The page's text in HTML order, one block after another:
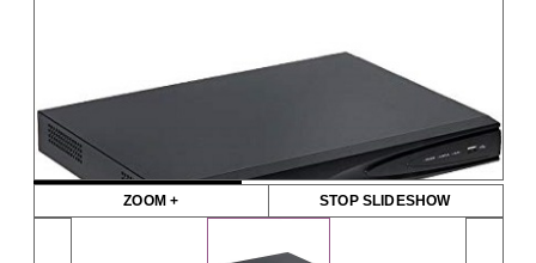
ZOOM + STOP SLIDESHOW